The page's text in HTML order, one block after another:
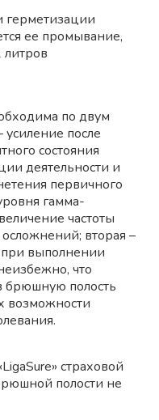
герметизации
ее промывание,
литров
по двум
после
состояния
деятельности и
первичного
гамма-
частоты
вторая –
выполнении
что
брюшную полость
возможности
страховой
полости не